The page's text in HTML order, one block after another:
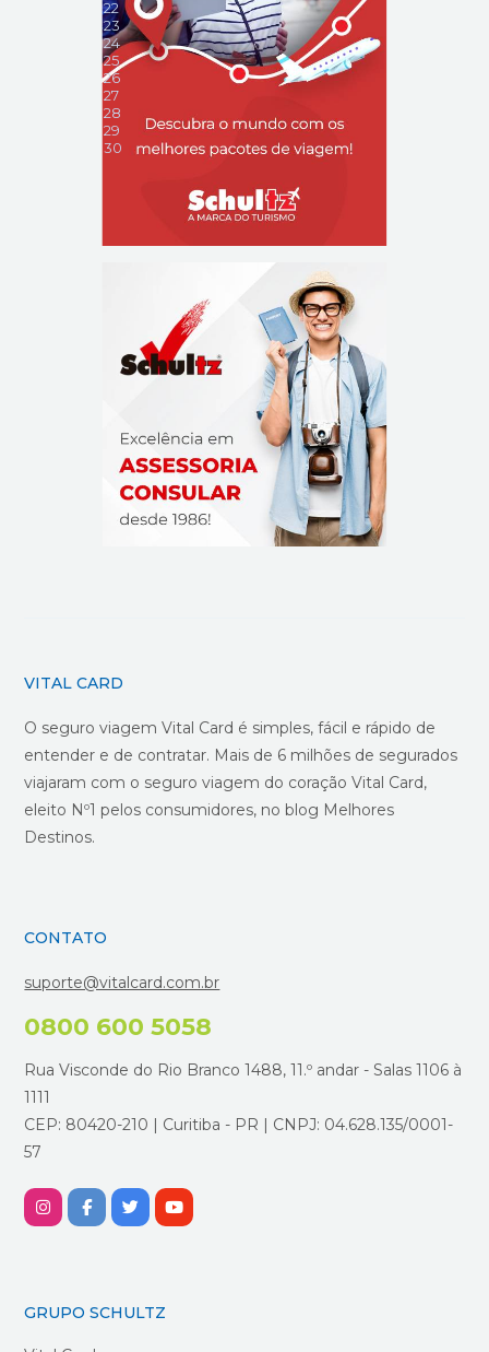
VITAL CARD
O seguro viagem Vital Card é simples, fácil e rápido de
entender e de contratar. Mais de 6 milhões de segurados
viajaram com o seguro viagem do coração Vital Card,
eleito Nº1 pelos consumidores, no blog Melhores
Destinos.
CONTATO
suporte@vitalcard.com.br
0800 600 5058
Rua Visconde do Rio Branco 1488, 11.º andar - Salas 1106 à
1111
CEP: 80420-210 | Curitiba - PR | CNPJ: 04.628.135/0001-
57
GRUPO SCHULTZ